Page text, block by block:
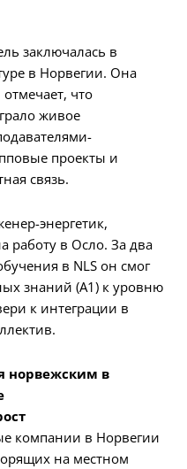
заключалась в
в Норвегии. Она
что
живое
проекты и
связь.
энергетик,
работу в Осло. За два
в NLS он смог
знаний (A1) к уровню
к интеграции в
норвежским в
компании в Норвегии
на местном